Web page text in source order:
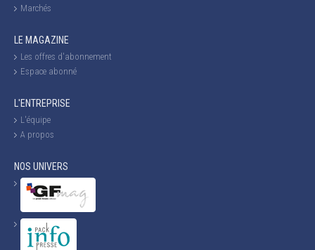
Marchés
LE MAGAZINE
Les offres d'abonnement
Espace abonné
L'ENTREPRISE
L'équipe
A propos
NOS UNIVERS